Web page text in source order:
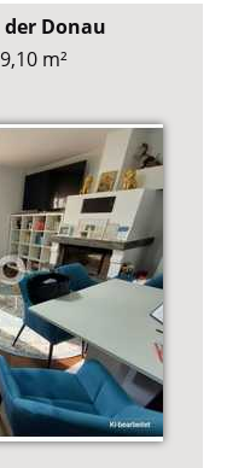
der Donau
m²